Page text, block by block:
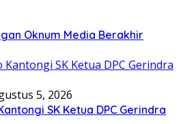
Oknum Media Berakhir
5, 2026
SK Ketua DPC Gerindra